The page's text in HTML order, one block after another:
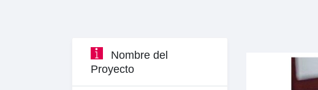
Nombre del
Proyecto